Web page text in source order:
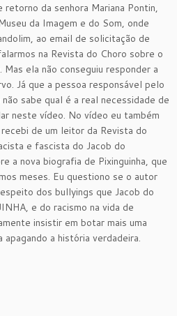
da senhora Mariana Pontin,
da Imagem e do Som, onde
ao email de solicitação de
na Revista do Choro sobre o
ela não conseguiu responder a
Já que a pessoa responsável pelo
sabe qual é a real necessidade de
neste vídeo. No vídeo eu também
de um leitor da Revista do
e fascista do Jacob do
a nova biografia de Pixinguinha, que
meses. Eu questiono se o autor
dos bullyings que Jacob do
e do racismo na vida de
insistir em botar mais uma
apagando a história verdadeira.